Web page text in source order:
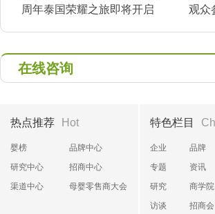
周年泰国荣耀之旅即将开启
观众
在线咨询
热点推荐 Hot
婴榜
品牌中心
研究中心
招商中心
渠道中心
母婴零售商大会
特色栏目
企业 品牌
专题
资讯
研究
商学院
访谈
招商会